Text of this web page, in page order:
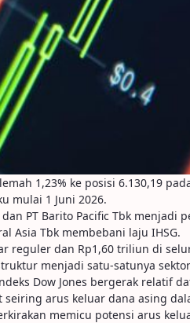
1,23% ke posisi 6.130,19
mulai 1 Juni 2026.
PT Barito Pacific Tbk
Asia Tbk membebani laju IHSG.
dan Rp1,60 triliun di
menjadi satu-satunya
Dow Jones bergerak relatif
arus keluar dana asing
memicu potensi arus